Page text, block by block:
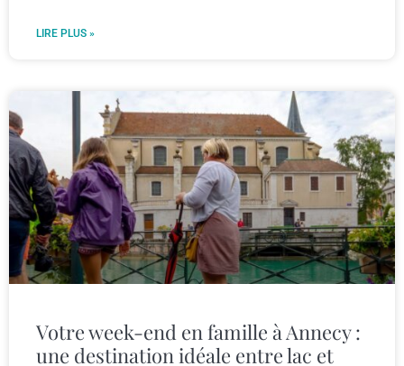
LIRE PLUS »
Votre week-end en famille à Annecy :
une destination idéale entre lac et